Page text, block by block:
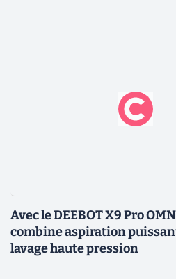
Avec le DEEBOT X9 Pro
combine aspiration
lavage haute pression